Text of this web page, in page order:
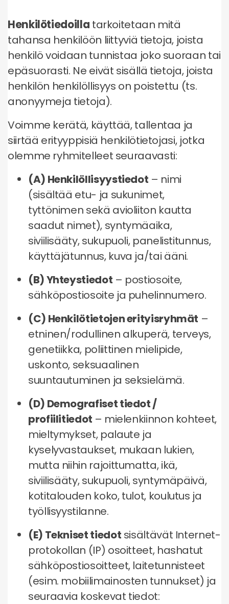
Henkilötiedoilla tarkoitetaan mitä
tahansa henkilöön liittyviä tietoja, joista
henkilö voidaan tunnistaa joko suoraan tai
epäsuorasti. Ne eivät sisällä tietoja, joista
henkilön henkilöllisyys on poistettu (ts.
anonyymeja tietoja).
Voimme kerätä, käyttää, tallentaa ja
siirtää erityyppisiä henkilötietojasi, jotka
olemme ryhmitelleet seuraavasti:
(A) Henkilöllisyystiedot – nimi
(sisältää etu- ja sukunimet,
tyttönimen sekä avioliiton kautta
saadut nimet), syntymäaika,
siviilisääty, sukupuoli, panelistitunnus,
käyttäjätunnus, kuva ja/tai ääni.
(B) Yhteystiedot – postiosoite,
sähköpostiosoite ja puhelinnumero.
(C) Henkilötietojen erityisryhmät –
etninen/rodullinen alkuperä, terveys,
genetiikka, poliittinen mielipide,
uskonto, seksuaalinen
suuntautuminen ja seksielämä.
(D) Demografiset tiedot /
profiilitiedot – mielenkiinnon kohteet,
mieltymykset, palaute ja
kyselyvastaukset, mukaan lukien,
mutta niihin rajoittumatta, ikä,
siviilisääty, sukupuoli, syntymäpäivä,
kotitalouden koko, tulot, koulutus ja
työllisyystilanne.
(E) Tekniset tiedot sisältävät Internet-
protokollan (IP) osoitteet, hashatut
sähköpostiosoitteet, laitetunnisteet
(esim. mobiilimainosten tunnukset) ja
seuraavia koskevat tiedot: